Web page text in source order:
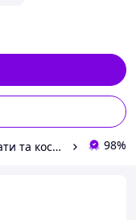
Продавець VITASAN органічні препарати та косметика для здоров'я 98%